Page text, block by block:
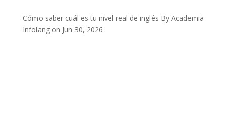
Cómo saber cuál es tu nivel real de inglés By Academia
Infolang on Jun 30, 2026